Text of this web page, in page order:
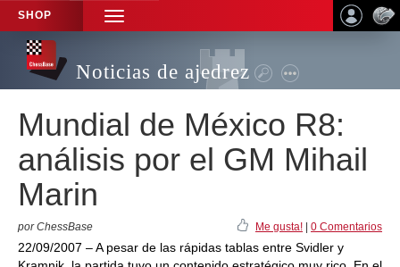
SHOP
TOGGLE
NAVIGATION
Noticias de ajedrez
Mundial de México R8:
análisis por el GM Mihail
Marin
por ChessBase Me gusta! 0 Comentarios
22/09/2007 – A pesar de las rápidas tablas entre Svidler y